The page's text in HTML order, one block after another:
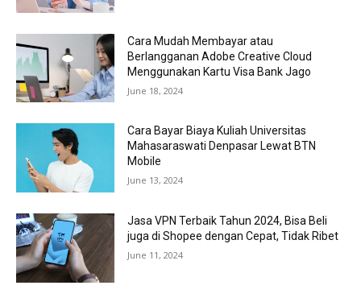
Cara Mudah Membayar atau
Berlangganan Adobe Creative Cloud
Menggunakan Kartu Visa Bank Jago
June 18, 2024
Cara Bayar Biaya Kuliah Universitas
Mahasaraswati Denpasar Lewat BTN
Mobile
June 13, 2024
Jasa VPN Terbaik Tahun 2024, Bisa Beli
juga di Shopee dengan Cepat, Tidak Ribet
June 11, 2024